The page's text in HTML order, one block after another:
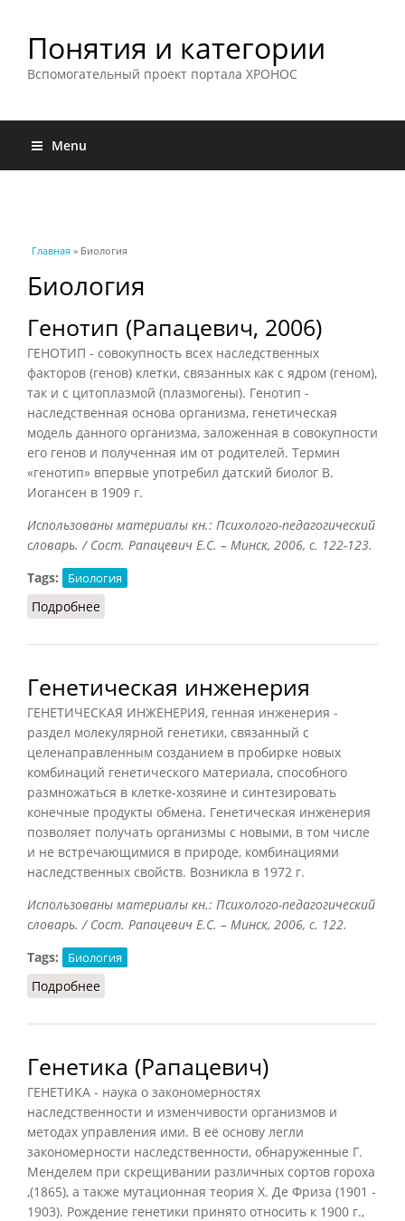
Понятия и категории
Вспомогательный проект портала ХРОНОС
Menu
Вы здесь
Главная » Биология
Биология
Генотип (Рапацевич, 2006)
ГЕНОТИП - совокупность всех наследственных
факторов (генов) клетки, связанных как с ядром (геном),
так и с цитоплазмой (плазмогены). Генотип -
наследственная основа организма, генетическая
модель данного организма, заложенная в совокупности
его генов и полученная им от родителей. Термин
«генотип» впервые употребил датский биолог В.
Иогансен в 1909 г.
Использованы материалы кн.: Психолого-педагогический
словарь. / Сост. Рапацевич Е.С. – Минск, 2006, с. 122-123.
Tags:
Биология
Подробнее
Генетическая инженерия
ГЕНЕТИЧЕСКАЯ ИНЖЕНЕРИЯ, генная инженерия -
раздел молекулярной генетики, связанный с
целенаправленным созданием в пробирке новых
комбинаций генетического материала, способного
размножаться в клетке-хозяине и синтезировать
конечные продукты обмена. Генетическая инженерия
позволяет получать организмы с новыми, в том числе
и не встречающимися в природе, комбинациями
наследственных свойств. Возникла в 1972 г.
Использованы материалы кн.: Психолого-педагогический
словарь. / Сост. Рапацевич Е.С. – Минск, 2006, с. 122.
Tags:
Биология
Подробнее
Генетика (Рапацевич)
ГЕНЕТИКА - наука о закономерностях
наследственности и изменчивости организмов и
методах управления ими. В её основу легли
закономерности наследственности, обнаруженные Г.
Менделем при скрещивании различных сортов гороха
,(1865), а также мутационная теория X. Де Фриза (1901 -
1903). Рождение генетики принято относить к 1900 г.,